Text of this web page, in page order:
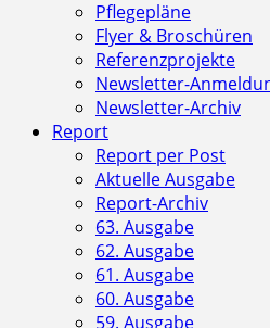
Pflegepläne
Flyer & Broschüren
Referenzprojekte
Newsletter-
Newsletter-Archiv
Report
Report per Post
Aktuelle Ausgabe
Report-Archiv
63. Ausgabe
62. Ausgabe
61. Ausgabe
60. Ausgabe
59. Ausgabe